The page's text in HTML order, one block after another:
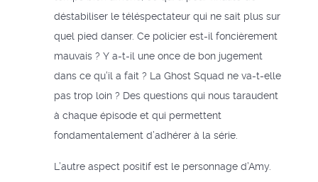
déstabiliser le téléspectateur qui ne sait plus sur
quel pied danser. Ce policier est-il foncièrement
mauvais ? Y a-t-il une once de bon jugement
dans ce qu’il a fait ? La Ghost Squad ne va-t-elle
pas trop loin ? Des questions qui nous taraudent
à chaque épisode et qui permettent
fondamentalement d’adhérer à la série.
L’autre aspect positif est le personnage d’Amy.